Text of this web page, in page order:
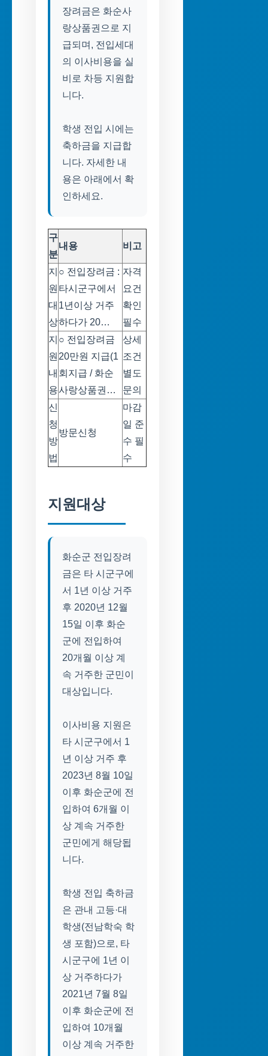
장려금은 화순사
랑상품권으로 지
급되며, 전입세대
의 이사비용을 실
비로 차등 지원합
니다.
학생 전입 시에는
축하금을 지급합
니다. 자세한 내
용은 아래에서 확
구
분
내용 비고
지
원
대
상
○ 전입장려금 :
타시군구에서
1년이상 거주
하다가 20…
자격
요건
확인
필수
지
원
내
용
○ 전입장려금
20만원 지급(1
회지급 / 화순
사랑상품권…
상세
조건
별도
문의
신
청
방
법
방문신청
마감
일 준
수 필
수
지원대상
화순군 전입장려
금은 타 시군구에
서 1년 이상 거주
후 2020년 12월
15일 이후 화순
군에 전입하여
20개월 이상 계
속 거주한 군민이
대상입니다.
이사비용 지원은
타 시군구에서 1
년 이상 거주 후
2023년 8월 10일
이후 화순군에 전
입하여 6개월 이
상 계속 거주한
군민에게 해당됩
니다.
학생 전입 축하금
은 관내 고등·대
학생(전남학숙 학
생 포함)으로, 타
시군구에 1년 이
상 거주하다가
2021년 7월 8일
이후 화순군에 전
입하여 10개월
이상 계속 거주한